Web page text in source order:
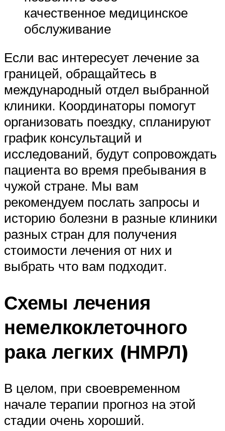
качественное медицинское
обслуживание
Если вас интересует лечение за
границей, обращайтесь в
международный отдел выбранной
клиники. Координаторы помогут
организовать поездку, спланируют
график консультаций и
исследований, будут сопровождать
пациента во время пребывания в
чужой стране. Мы вам
рекомендуем послать запросы и
историю болезни в разные клиники
разных стран для получения
стоимости лечения от них и
выбрать что вам подходит.
Схемы лечения
немелкоклеточного
рака легких (НМРЛ)
В целом, при своевременном
начале терапии прогноз на этой
стадии очень хороший.